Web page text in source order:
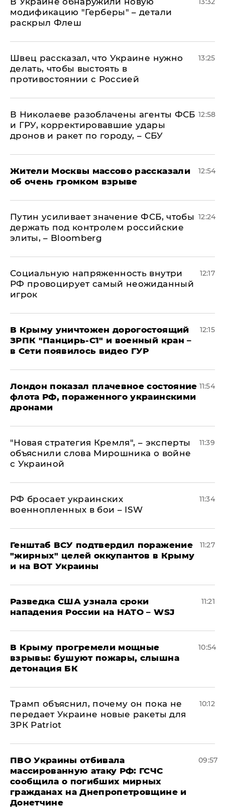
модификацию "Герберы" – детали
раскрыл Флеш
Швец рассказал, что Украине нужно
делать, чтобы выстоять в
противостоянии с Россией
13:25
В Николаеве разоблачены агенты ФСБ
и ГРУ, корректировавшие удары
дронов и ракет по городу, – СБУ
12:58
Жители Москвы массово рассказали
об очень громком взрыве
12:54
Путин усиливает значение ФСБ, чтобы
держать под контролем российские
элиты, – Bloomberg
12:24
Социальную напряженность внутри
РФ провоцирует самый неожиданный
игрок
12:17
В Крыму уничтожен дорогостоящий
ЗРПК "Панцирь-С1" и военный кран –
в Сети появилось видео ГУР
12:15
Лондон показал плачевное состояние
флота РФ, пораженного украинскими
дронами
11:54
"Новая стратегия Кремля", – эксперты
объяснили слова Мирошника о войне
с Украиной
11:39
РФ бросает украинских
военнопленных в бои – ISW
11:34
Генштаб ВСУ подтвердил поражение
"жирных" целей оккупантов в Крыму
и на ВОТ Украины
11:27
Разведка США узнала сроки
нападения России на НАТО – WSJ
11:21
В Крыму прогремели мощные
взрывы: бушуют пожары, слышна
детонация БК
10:54
Трамп объяснил, почему он пока не
передает Украине новые ракеты для
ЗРК Patriot
10:12
ПВО Украины отбивала
массированную атаку РФ: ГСЧС
сообщила о погибших мирных
гражданах на Днепропетровщине и
Донетчине
09:57